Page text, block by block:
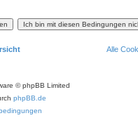
Alle
© phpBB Limited
phpBB.de